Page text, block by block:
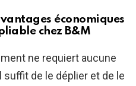
économiques
chez B&M
ne requiert aucune
de le déplier et de le